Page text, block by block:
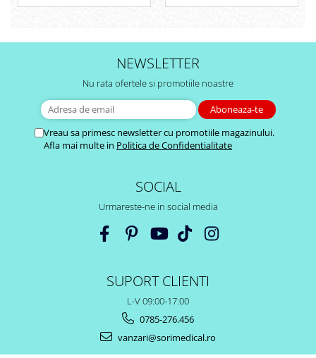
NEWSLETTER
Nu rata ofertele si promotiile noastre
Vreau sa primesc newsletter cu promotiile magazinului.
Afla mai multe in Politica de Confidentialitate
SOCIAL
Urmareste-ne in social media
SUPORT CLIENTI
L-V 09:00-17:00
0785-276.456
vanzari@sorimedical.ro